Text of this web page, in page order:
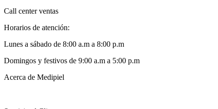
Call center ventas
Horarios de atención:
Lunes a sábado de 8:00 a.m a 8:00 p.m
Domingos y festivos de 9:00 a.m a 5:00 p.m
Acerca de Medipiel